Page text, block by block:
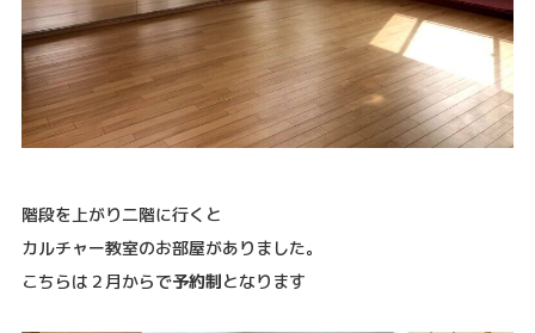
階段を上がり二階に行くと
カルチャー教室のお部屋がありました。
こちらは２月からで予約制となります